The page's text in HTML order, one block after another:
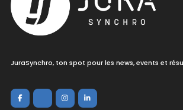
JuraSynchro, ton spot pour les news, events et